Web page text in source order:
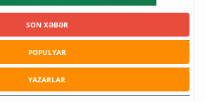
SON XƏBƏR
POPULYAR
YAZARLAR